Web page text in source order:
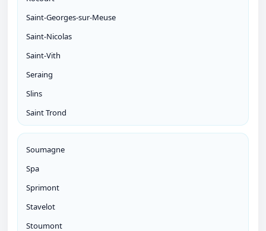
Saint-Georges-sur-Meuse
Saint-Nicolas
Saint-Vith
Seraing
Slins
Saint Trond
Soumagne
Spa
Sprimont
Stavelot
Stoumont